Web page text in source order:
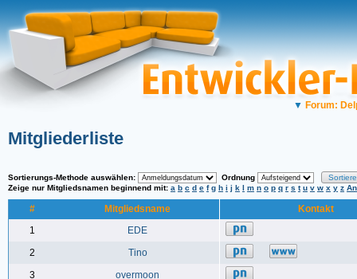
▼ Forum:
Mitgliederliste
Sortierungs-Methode auswählen:
Ordnung
Zeige nur Mitgliedsnamen beginnend mit: a b c d e f g h i j k l m n o p q r s t u v w x y z
# Mitgliedsname
Kontakt
1
EDE
2
Tino
3
overmoon